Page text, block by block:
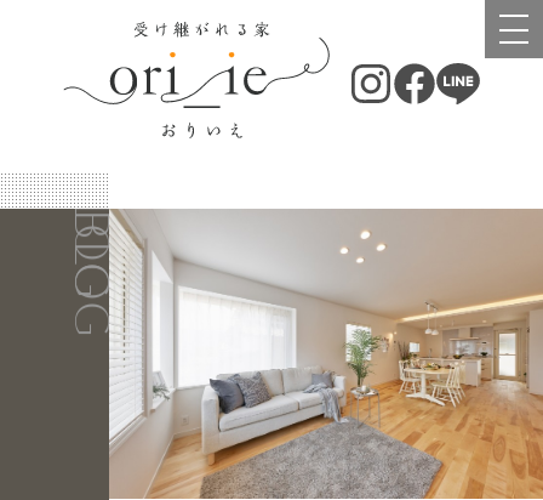
BLOG
BLOG